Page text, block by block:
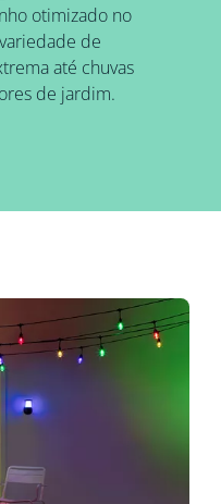
otimizado no
de
até chuvas
de jardim.